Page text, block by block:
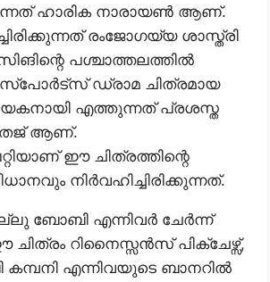
ഹാരിക നാരായൺ ആണ്.
രംജോഗയ്യ ശാസ്ത്രി
പശ്ചാത്തലത്തിൽ
ഡ്രാമ ചിത്രമായ
എത്തുന്നത് പ്രശസ്ത
ആണ്.
ഈ ചിത്രത്തിന്റെ
നിർവഹിച്ചിരിക്കുന്നത്.
ബോബി എന്നിവർ ചേർന്ന്
ചിത്രം റിനൈസ്സൻസ് പിക്ചേഴ്സ്,
എന്നിവയുടെ ബാനറിൽ